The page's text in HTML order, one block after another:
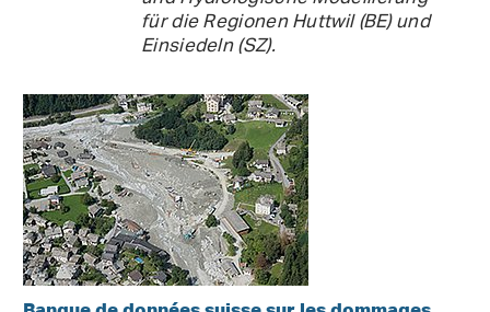
für die Regionen Huttwil (BE) und
Einsiedeln (SZ).